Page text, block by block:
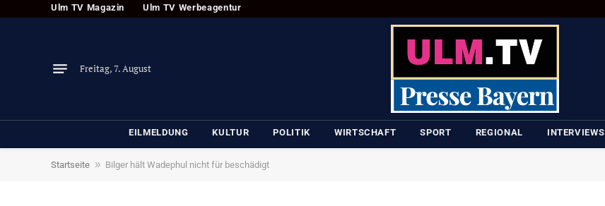
Ulm TV Magazin Ulm TV Werbeagentur
Freitag, 7. August
EILMELDUNG KULTUR POLITIK WIRTSCHAFT SPORT REGIONAL INTERVIEWS
Startseite » Bilger hält Wadephul nicht für beschädigt